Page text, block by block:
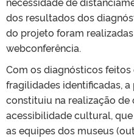
dos resultados dos
do projeto foram
webconferência.
Com os diagnósticos
fragilidades identificadas,
constituiu na realização de
acessibilidade cultural,
as equipes dos museus